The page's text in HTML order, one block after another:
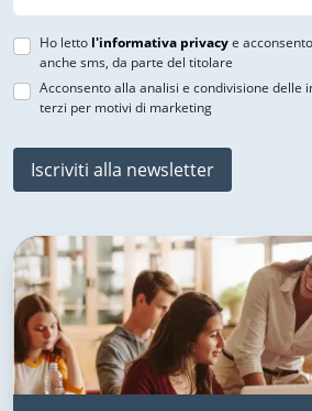
Ho letto l'informativa privacye
anche sms, da parte del titolare
Acconsento alla analisi e condivisione delle
terzi per motivi di marketing
Iscriviti alla newsletter